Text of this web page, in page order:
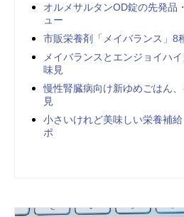
オルメサルタンOD錠の先発品
ュー
市販栄養剤「メイバランス」8
メイバランスとエンジョイハ
味見
慢性腎臓病向け新ゆめごはん
見
小さいけれど美味しい栄養補
ポ